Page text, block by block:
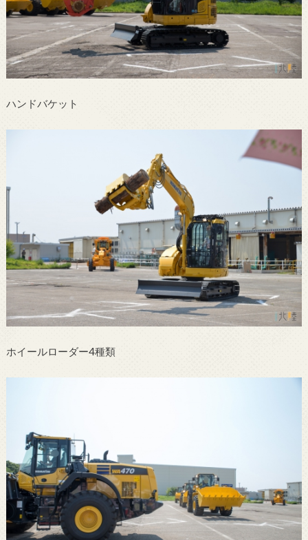
ハンドバケット
ホイールローダー4種類